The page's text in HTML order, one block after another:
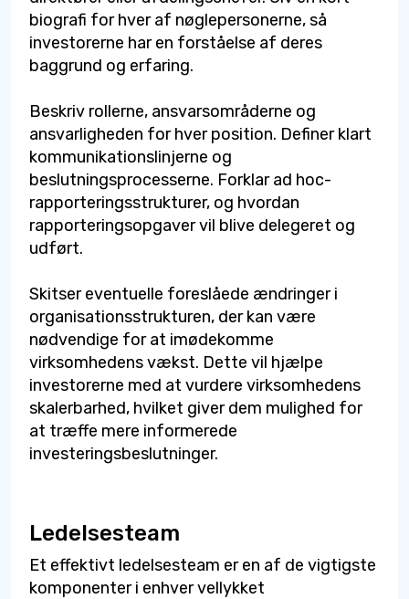
biografi for hver af nøglepersonerne, så
investorerne har en forståelse af deres
baggrund og erfaring.
Beskriv rollerne, ansvarsområderne og
ansvarligheden for hver position. Definer klart
kommunikationslinjerne og
beslutningsprocesserne. Forklar ad hoc-
rapporteringsstrukturer, og hvordan
rapporteringsopgaver vil blive delegeret og
udført.
Skitser eventuelle foreslåede ændringer i
organisationsstrukturen, der kan være
nødvendige for at imødekomme
virksomhedens vækst. Dette vil hjælpe
investorerne med at vurdere virksomhedens
skalerbarhed, hvilket giver dem mulighed for
at træffe mere informerede
investeringsbeslutninger.
Ledelsesteam
Et effektivt ledelsesteam er en af de vigtigste
komponenter i enhver vellykket